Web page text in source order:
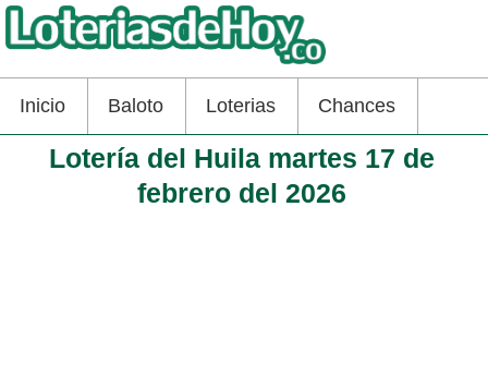
Inicio Baloto Loterias Chances
Lotería del Huila martes 17 de
febrero del 2026